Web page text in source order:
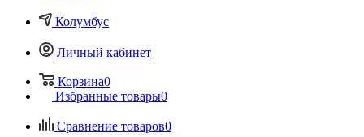
Колумбус
Личный кабинет
Корзина0
Избранные товары0
Сравнение товаров0